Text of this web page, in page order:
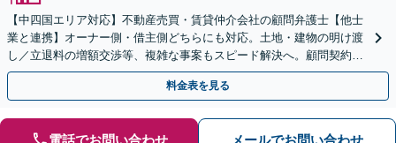
【中四国エリア対応】不動産売買・賃貸仲介会社の顧問弁護士【他士
業と連携】オーナー側・借主側どちらにも対応。土地・建物の明け渡
し／立退料の増額交渉等、複雑な事案もスピード解決へ。顧問契約も
お任せ！【夜間・休日対応】
料金表を見る
電話でお問い合わせ メールでお問い合わせ